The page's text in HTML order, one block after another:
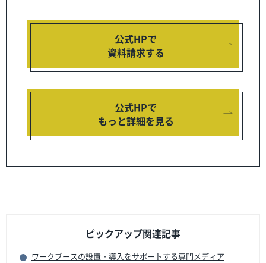
公式HPで
資料請求する
公式HPで
もっと詳細を見る
ピックアップ関連記事
ワークブースの設置・導入をサポートする専門メディア